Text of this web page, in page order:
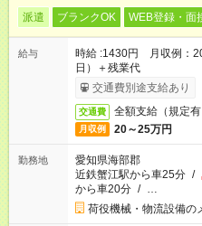
派遣 ブランクOK WEB登録・面
給与
時給 :1430円 月収例：
日）＋残業代
交通費別途支給あり
交通費 全額支給（規定有
月収例 20～25万円
勤務地
愛知県海部郡
近鉄蟹江駅から車25分 /
から車20分 / …
荷役機械・物流設備の